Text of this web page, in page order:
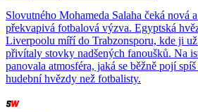
Slovutného Mohameda Salaha čeká nová
překvapivá fotbalová výzva. Egyptská
Liverpoolu míří do Trabzonsporu, kde ji
přivítaly stovky nadšených fanoušků. Na
panovala atmosféra, jaká se běžně pojí
hudební hvězdy než fotbalisty.